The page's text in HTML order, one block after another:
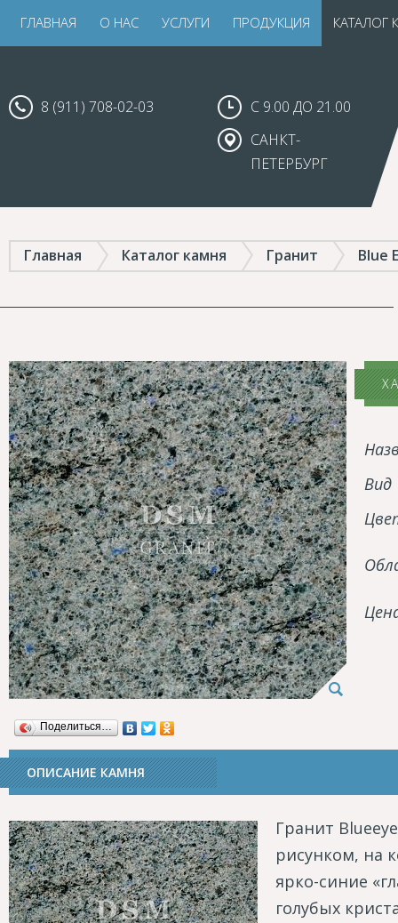
ГЛАВНАЯ О НАС УСЛУГИ ПРОДУКЦИЯ КАТАЛОГ
8 (911) 708-02-03
С 9.00 ДО 21.00
САНКТ-
ПЕТЕРБУРГ
Главная Каталог камня Гранит Blue
Вид
Поделиться…
ОПИСАНИЕ КАМНЯ
Гранит Blue
рисунком, на
ярко-синие
голубых